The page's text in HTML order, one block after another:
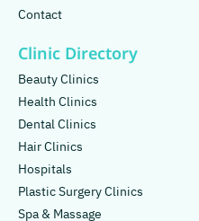
Contact
Clinic Directory
Beauty Clinics
Health Clinics
Dental Clinics
Hair Clinics
Hospitals
Plastic Surgery Clinics
Spa & Massage